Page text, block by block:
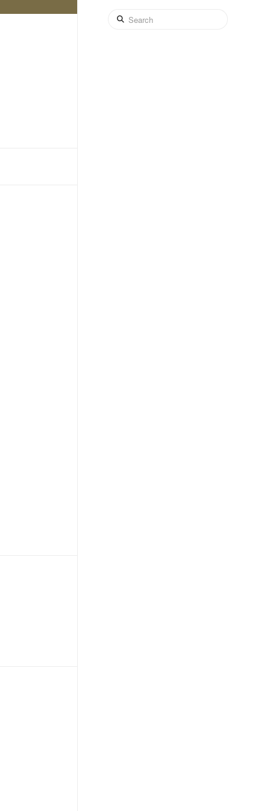
Search